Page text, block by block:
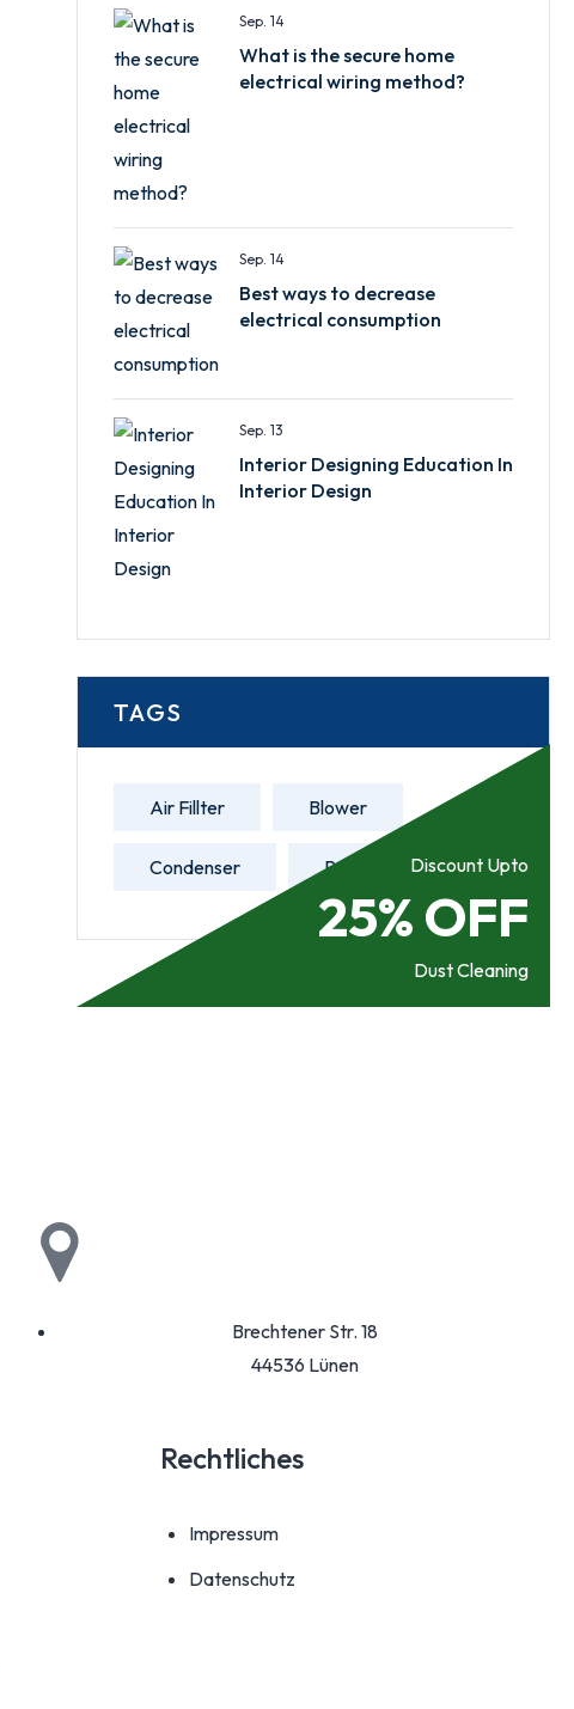
Sep. 14
What is the secure home
electrical wiring method?
Sep. 14
Best ways to decrease
electrical consumption
Sep. 13
Interior Designing Education In
Interior Design
TAGS
Air Fillter Blower
Condenser Refill Gas Discount Upto
25% OFF
Dust Cleaning
Brechtener Str. 18
44536 Lünen
Rechtliches
Impressum
Datenschutz